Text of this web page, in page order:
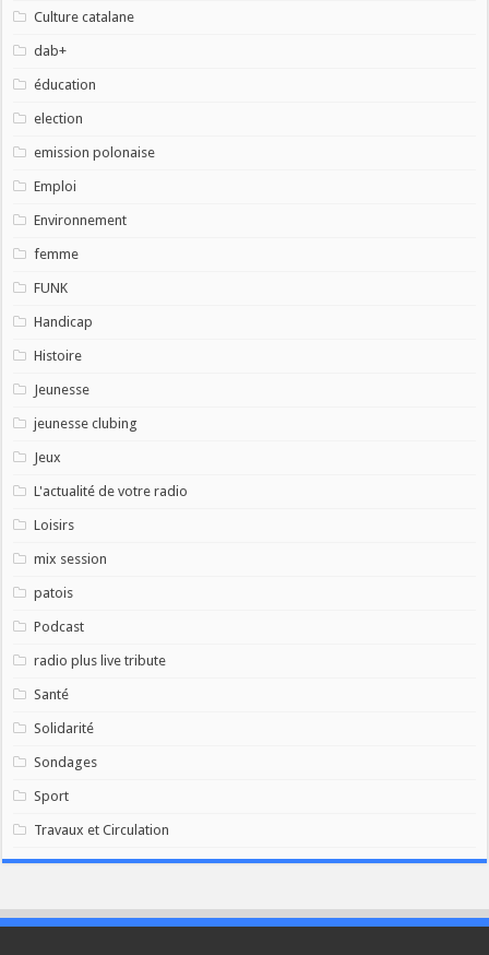
Culture catalane
dab+
éducation
election
emission polonaise
Emploi
Environnement
femme
FUNK
Handicap
Histoire
Jeunesse
jeunesse clubing
Jeux
L'actualité de votre radio
Loisirs
mix session
patois
Podcast
radio plus live tribute
Santé
Solidarité
Sondages
Sport
Travaux et Circulation